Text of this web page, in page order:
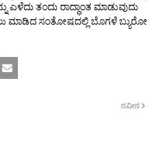
ತಂದು ರಾದ್ಧಾಂತ ಮಾಡುವುದು
ಮಾಡಿದ ಸಂತೋಷದಲ್ಲಿ ಬೊಗಳೆ ಬ್ಯುರೋ
ನವೀನ